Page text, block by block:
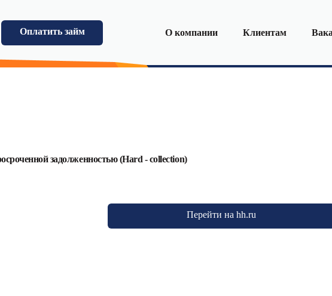
Оплатить займ О компании Клиентам
задолженностью (Hard - сollection)
Перейти на hh.ru